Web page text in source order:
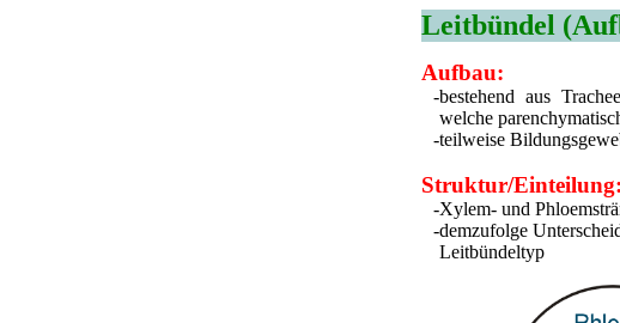
Leitbündel
Aufbau:
-bestehend aus
welche
-teilweise
Struktur/Einteilung:
-Xylem- und
-demzufolge
Leitbündeltyp